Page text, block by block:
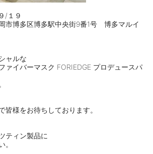
/１９
博多区博多駅中央街9番1号 博多マルイ
ャルな
ァイバーマスク FORIEDGE プロデュースパ
皆様をお待ちしております。
ティン製品に
。